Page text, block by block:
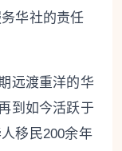
华社的责任
远渡重洋的华
到如今活跃于
移民200余年